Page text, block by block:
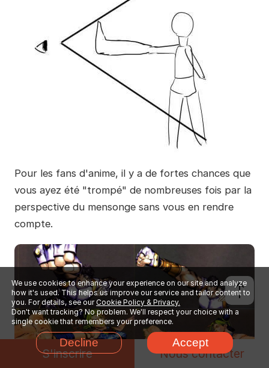
Pour les fans d'anime, il y a de fortes chances que
vous ayez été "trompé" de nombreuses fois par la
perspective du mensonge sans vous en rendre
compte.
We use cookies to enhance your experience on our site and analyze
how it's used. This helps us improve our service and tailor content to
you. For details, see ourCookie Policy & Privacy.
Don't want tracking? No problem. We'll respect your choice with a
single cookie that remembers your preference.
Decline Accept
S'inscrire Nous contacter